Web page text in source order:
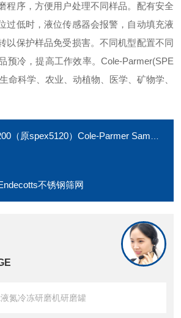
程序，方便用户处理不同样品。配有安全
过低时，液位传感器会报警，自动填充液
以保护样品免受损害。不同机型配置不同
预冷，提高工作效率。 Cole-Parmer(SPE
命科学、农业、动植物、医学、矿物学、
原spex5120）Cole-Parmer SamplePrep 迷你球磨仪
不锈钢筛网